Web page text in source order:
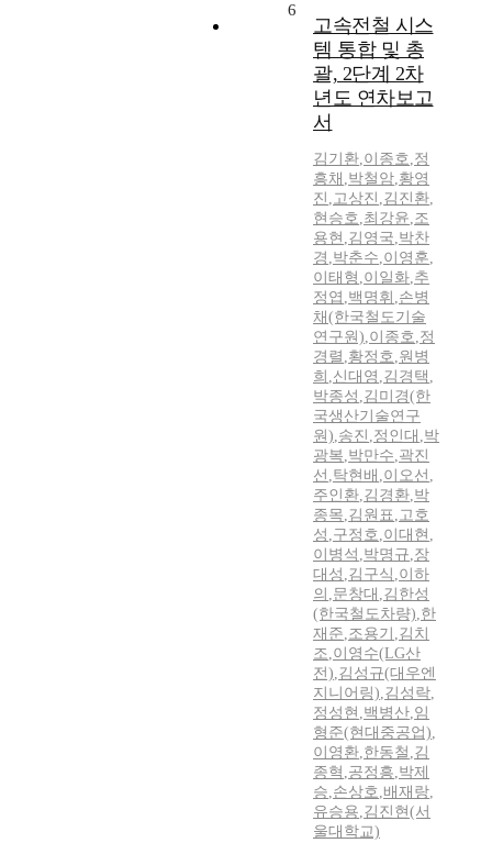
6
고속전철 시스
템 통합 및 총
괄, 2단계 2차
년도 연차보고
서
김기환,이종호,정
흥채 ,박철암,황영
진 ,고상진 ,김진환,
현승호,최강윤,조
용현 ,김영국,박찬
경 ,박춘수,이영훈,
이태형 ,이일화,추
정엽 ,백명휘 ,손병
채(한국철도기술
연구원),이종호,정
경렬 ,황정호,원병
희 ,신대영 ,김경택 ,
박종성 ,김미경(한
국생산기술연구
원),송진 ,정인대 ,박
광복,박만수,곽진
선 ,탁현배 ,이오선 ,
주인환,김경환,박
종목,김원표,고호
성 ,구정호,이대현 ,
이병석 ,박명규,장
대성 ,김구식 ,이하
의 ,문창대 ,김한성
(한국철도차량),한
재준,조용기 ,김치
조,이영수(LG산
전),김성규(대우엔
지니어링),김성락,
정성현 ,백병산,임
형준(현대중공업),
이영환,한동철 ,김
종혁 ,공정흥,박제
승,손상호,배재랑,
유승용,김진현(서
울대학교)